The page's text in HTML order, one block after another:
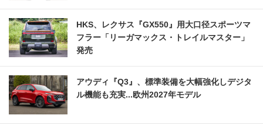
HKS、レクサス『GX550』用大口径スポーツマ
フラー「リーガマックス・トレイルマスター」
発売
アウディ『Q3』、標準装備を大幅強化しデジタ
ル機能も充実...欧州2027年モデル